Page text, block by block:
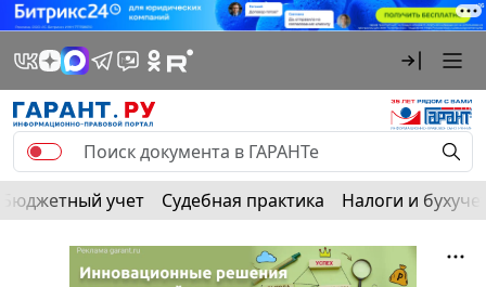
Бюджетный учет Судебная практика Налоги и